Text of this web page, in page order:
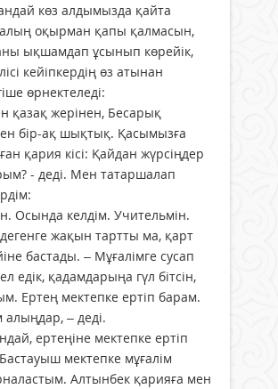
көз алдымызда қайта
оқырман қапы қалмасын,
ықшамдап ұсынып көрейік,
кейіпкердің өз атынан
өрнектеледі:
қазақ жерінен, Бесарық
бір-ақ шықтық. Қасымызға
қария кісі: Қайдан жүрсіңдер
- деді. Мен татаршалап
Осында келдім. Учительмін.
жақын тартты ма, қарт
бастады. – Мұғалімге сусап
едік, қадамдарыңа гүл бітсін,
Ертең мектепке ертіп барам.
алыңдар, – деді.
ертеңіне мектепке ертіп
мектепке мұғалім
Алтынбек қарияға мен